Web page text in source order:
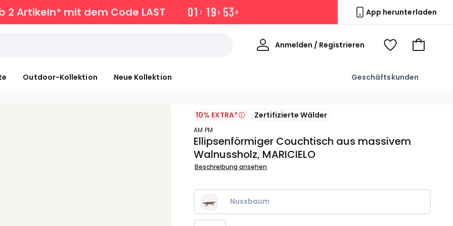
2 Artikeln* mit dem Code LAST 01 T 19 S 53 M App herunterladen
Outdoor-Kollektion Neue Kollektion Geschäftskunden
Anmelden / Registrieren
Willkommen
Voir
Zum
10% EXTRA* Zertifizierte Wälder
AM.PM
Ellipsenförmiger Couchtisch aus massivem
Walnussholz, MARICIELO
Beschreibung ansehen
Nussbaum